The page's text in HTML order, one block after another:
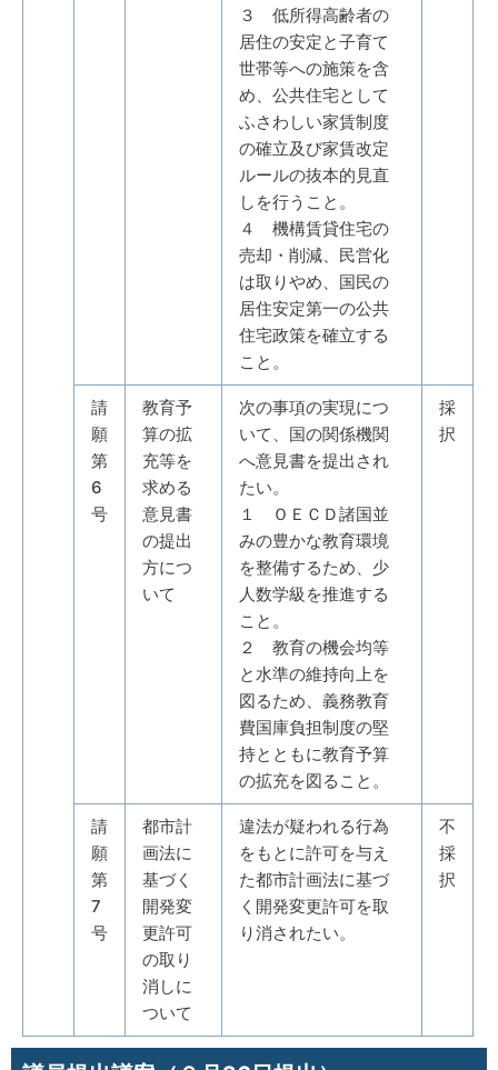
３ 低所得高齢者の
居住の安定と子育て
世帯等への施策を含
め、公共住宅として
ふさわしい家賃制度
の確立及び家賃改定
ルールの抜本的見直
しを行うこと。
４ 機構賃貸住宅の
売却・削減、民営化
は取りやめ、国民の
居住安定第一の公共
住宅政策を確立する
こと。
請
願
第
6
号
教育予
算の拡
充等を
求める
意見書
の提出
方につ
いて
次の事項の実現につ
いて、国の関係機関
へ意見書を提出され
たい。
１ ＯＥＣＤ諸国並
みの豊かな教育環境
を整備するため、少
人数学級を推進する
こと。
２ 教育の機会均等
と水準の維持向上を
図るため、義務教育
費国庫負担制度の堅
持とともに教育予算
の拡充を図ること。
採
択
請
願
第
7
号
都市計
画法に
基づく
開発変
更許可
の取り
消しに
ついて
違法が疑われる行為
をもとに許可を与え
た都市計画法に基づ
く開発変更許可を取
り消されたい。
不
採
択